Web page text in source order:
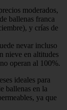
moderados,
ballenas franca
y crías de
nevar incluso
nieve en altitudes
operan al 100%.
ideales para
ballenas en la
ya que